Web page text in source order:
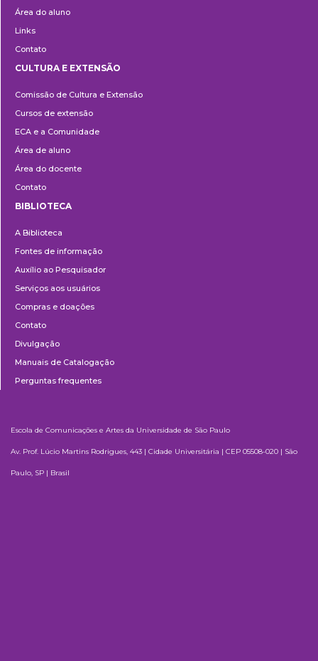
Área do aluno
Links
Contato
e
Extensão
CULTURA E EXTENSÃO
Comissão de Cultura e Extensão
Cursos de extensão
ECA e a Comunidade
Área de aluno
Área do docente
Contato
BIBLIOTECA
A Biblioteca
Fontes de informação
Auxílio ao Pesquisador
Serviços aos usuários
Compras e doações
Contato
Divulgação
Manuais de Catalogação
Perguntas frequentes
Escola de Comunicações e Artes da Universidade de São Paulo
Av. Prof. Lúcio Martins Rodrigues, 443 | Cidade Universitária | CEP 05508-020 | São
Paulo, SP | Brasil